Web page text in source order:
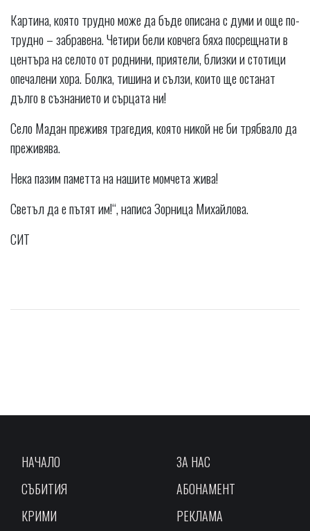
Картина, която трудно може да бъде описана с думи и още по-
трудно – забравена. Четири бели ковчега бяха посрещнати в
центъра на селото от роднини, приятели, близки и стотици
опечалени хора. Болка, тишина и сълзи, които ще останат
дълго в съзнанието и сърцата ни!
Село Мадан преживя трагедия, която никой не би трябвало да
преживява.
Нека пазим паметта на нашите момчета жива!
Светъл да е пътят им!“, написа Зорница Михайлова.
СИТ
НАЧАЛО
СЪБИТИЯ
КРИМИ
ЗА НАС
АБОНАМЕНТ
РЕКЛАМА